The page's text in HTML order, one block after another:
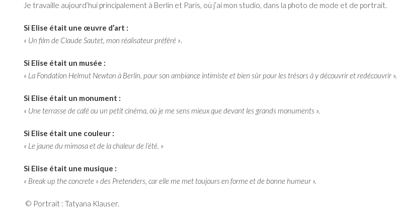
Je travaille aujourd’hui principalement à Berlin et Paris, où j’ai mon studio, dans la photo de mode et de portrait.
Si Elise était une œuvre d’art :
« Un film de Claude Sautet, mon réalisateur préféré ».
Si Elise était un musée :
« La Fondation Helmut Newton à Berlin, pour son ambiance intimiste et bien sûr pour les trésors à y découvrir et redécouvrir ».
Si Elise était un monument :
« Une terrasse de café ou un petit cinéma, où je me sens mieux que devant les grands monuments ».
Si Elise était une couleur :
« Le jaune du mimosa et de la chaleur de l’été. »
Si Elise était une musique :
« Break up the concrete » des Pretenders, car elle me met toujours en forme et de bonne humeur ».
© Portrait : Tatyana Klauser.